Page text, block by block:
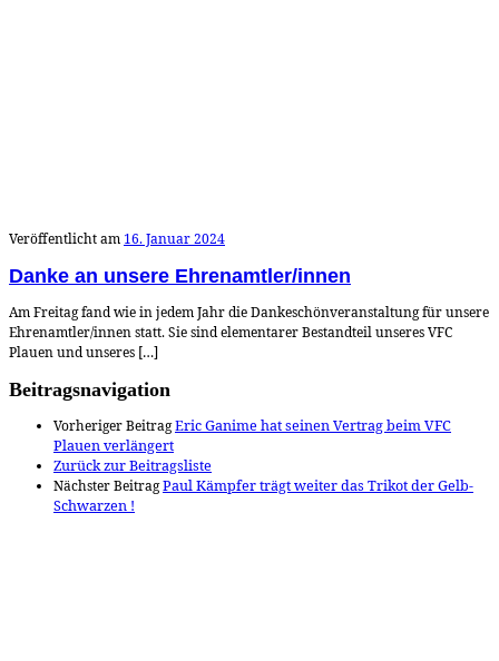
Veröffentlicht am 16. Januar 2024
Danke an unsere Ehrenamtler/innen
Am Freitag fand wie in jedem Jahr die Dankeschönveranstaltung für unsere
Ehrenamtler/innen statt. Sie sind elementarer Bestandteil unseres VFC
Plauen und unseres […]
Beitragsnavigation
Vorheriger BeitragEric Ganime hat seinen Vertrag beim VFC
Plauen verlängert
Zurück zur Beitragsliste
Nächster BeitragPaul Kämpfer trägt weiter das Trikot der Gelb-
Schwarzen !